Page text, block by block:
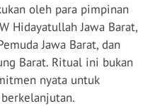
oleh para pimpinan
Hidayatullah Jawa Barat,
Jawa Barat, dan
Barat. Ritual ini bukan
nyata untuk